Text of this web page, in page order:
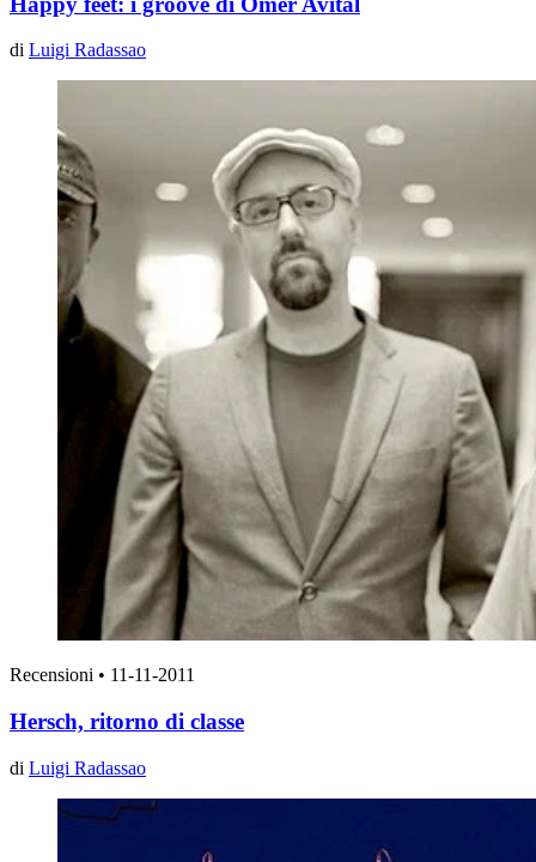
di Luigi Radassao
Recensioni • 11-11-2011
Hersch, ritorno di classe
di Luigi Radassao